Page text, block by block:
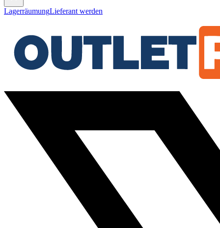
LagerräumungLieferant werden